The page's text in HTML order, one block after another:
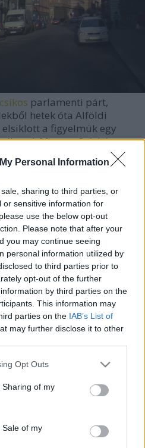
Personal Information
sharing to third parties, or
or sensitive information for
use the below opt-out
Please note that after your
you may continue seeing
personal information utilized by
to third parties prior to
opt-out of the further
by third parties on the
This information may
parties on the IAB’s List of
may further disclose it to other
app uses one or more Google
behaviour. You may click to
and its third-party tags to
purposes in below Google
Opt Outs
of my
of my
csíkos parlamenti párt,
hetek óta Alföldi
a figyelmük egy
A Magyar Színházat
Lehet tüntetni!
világot és örüljünk neki. A
dekorációt készített a
igencsak randa
en 2000 csillogó
el az épület egyik
végignézve is csillogóvá,
a színházat. A lapokat a
aktív épület látunk.
feledkeztek meg, sok
nevei olvashatók.
Mihályt biztosan
bunker oldalán lévő beton
festették meg, úgy
oldalról nézve más
formálják tereinket.
és igazi